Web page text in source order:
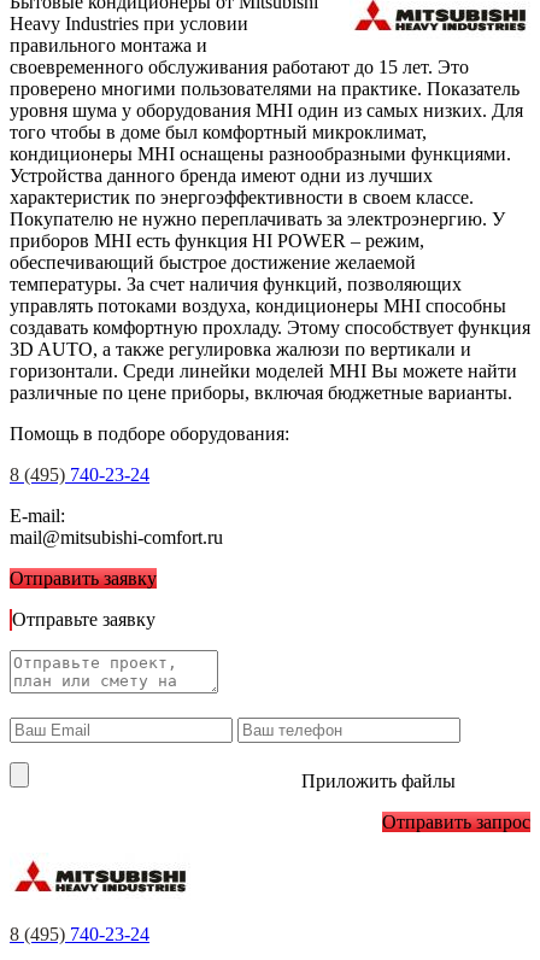
Heavy Industries при условии
правильного монтажа и
своевременного обслуживания работают до 15 лет. Это
проверено многими пользователями на практике. Показатель
уровня шума у оборудования MHI один из самых низких. Для
того чтобы в доме был комфортный микроклимат,
кондиционеры MHI оснащены разнообразными функциями.
Устройства данного бренда имеют одни из лучших
характеристик по энергоэффективности в своем классе.
Покупателю не нужно переплачивать за электроэнергию. У
приборов MHI есть функция HI POWER – режим,
обеспечивающий быстрое достижение желаемой
температуры. За счет наличия функций, позволяющих
управлять потоками воздуха, кондиционеры MHI способны
создавать комфортную прохладу. Этому способствует функция
3D AUTO, а также регулировка жалюзи по вертикали и
горизонтали. Среди линейки моделей MHI Вы можете найти
различные по цене приборы, включая бюджетные варианты.
Помощь в подборе оборудования:
8 (495) 740-23-24
E-mail:
mail@mitsubishi-comfort.ru
Отправить заявку
Отправьте заявку
Приложить файлы
Отправить запрос
8 (495) 740-23-24